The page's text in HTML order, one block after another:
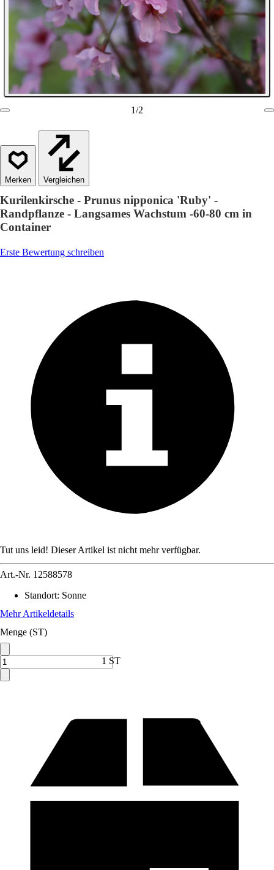
1/2
Vergleichen
Kurilenkirsche - Prunus nipponica 'Ruby' -
Randpflanze - Langsames Wachstum -60-80 cm in
Container
Erste Bewertung schreiben
Tut uns leid! Dieser Artikel ist nicht mehr verfügbar.
Art.-Nr. 12588578
Standort: Sonne
Mehr Artikeldetails
Menge (ST)
1 ST